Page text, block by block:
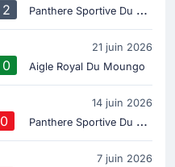
P
anthere Sportive Du Nde
21 juin 2026
0 Aigle Royal Du Moungo
14 juin 2026
P
anthere Sportive Du Nde
7 juin 2026